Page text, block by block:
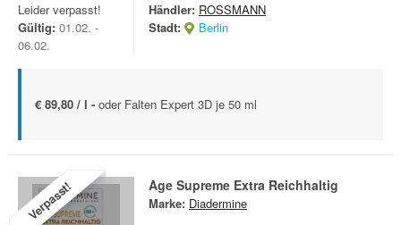
Leider verpasst!
Gültig: 01.02. -
06.02.
Händler: ROSSMANN
Stadt:
Berlin
€ 89,80 / l - oder Falten Expert 3D je 50 ml
Verpasst! Age Supreme Extra Reichhaltig
Marke: Diadermine